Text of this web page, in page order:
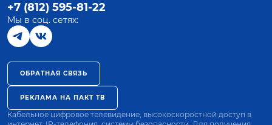
+7 (812) 595-81-22
Мы в соц. сетях:
ОБРАТНАЯ СВЯЗЬ
РЕКЛАМА НА ПАКТ ТВ
Кабельное цифровое телевидение, высокоскоростной доступ в